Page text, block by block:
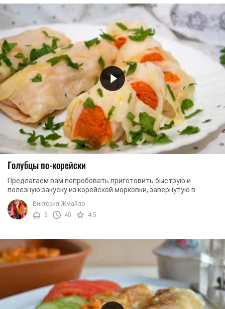
Голубцы по-корейски
Предлагаем вам попробовать приготовить быструю и
полезную закуску из корейской морковки, завернутую в
капустный лист. Блюдо мало чем напоминает ...
Виктория Жмайло
5
45 4.5